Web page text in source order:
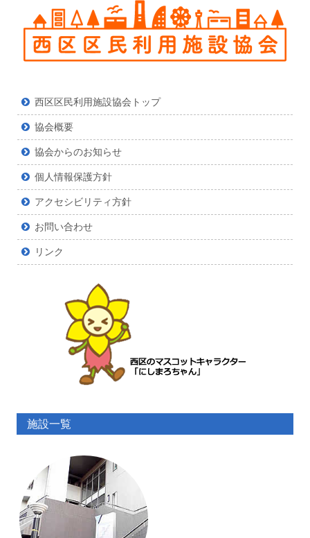
西区区民利用施設協会トップ
協会概要
協会からのお知らせ
個人情報保護方針
アクセシビリティ方針
お問い合わせ
リンク
施設一覧